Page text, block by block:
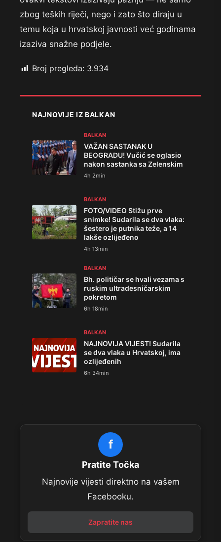
zbog teških riječi, nego i zato što diraju u
temu koja u hrvatskoj javnosti već godinama
izaziva snažne podjele.
Broj pregleda: 3.934
NAJNOVIJE IZ BALKAN
BALKAN
VAŽAN SASTANAK U
BEOGRADU! Vučić se oglasio
nakon sastanka sa Zelenskim
4h 2min
BALKAN
FOTO/VIDEO Stižu prve
snimke! Sudarila se dva vlaka:
šestero je putnika teže, a 14
lakše ozlijeđeno
4h 13min
BALKAN
Bh. političar se hvali vezama s
ruskim ultradesničarskim
pokretom
6h 18min
BALKAN
NAJNOVIJA VIJEST! Sudarila
se dva vlaka u Hrvatskoj, ima
ozlijeđenih
6h 34min
f
Pratite Točka
Najnovije vijesti direktno na vašem
Facebooku.
Zapratite nas